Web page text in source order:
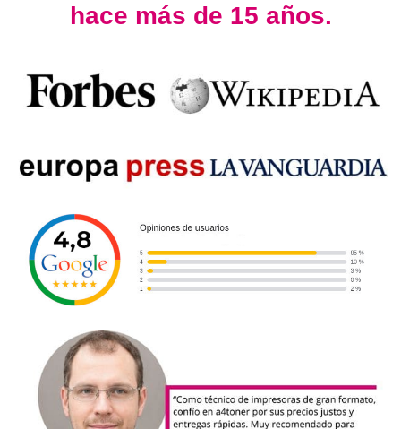
hace más de 15 años.